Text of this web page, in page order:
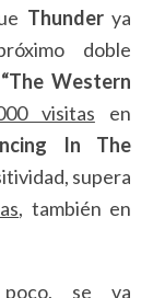
Thunderya
doble
“The Western
visitas en
In The
supera
, también en
se va